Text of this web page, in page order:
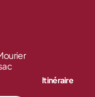
Itinéraire